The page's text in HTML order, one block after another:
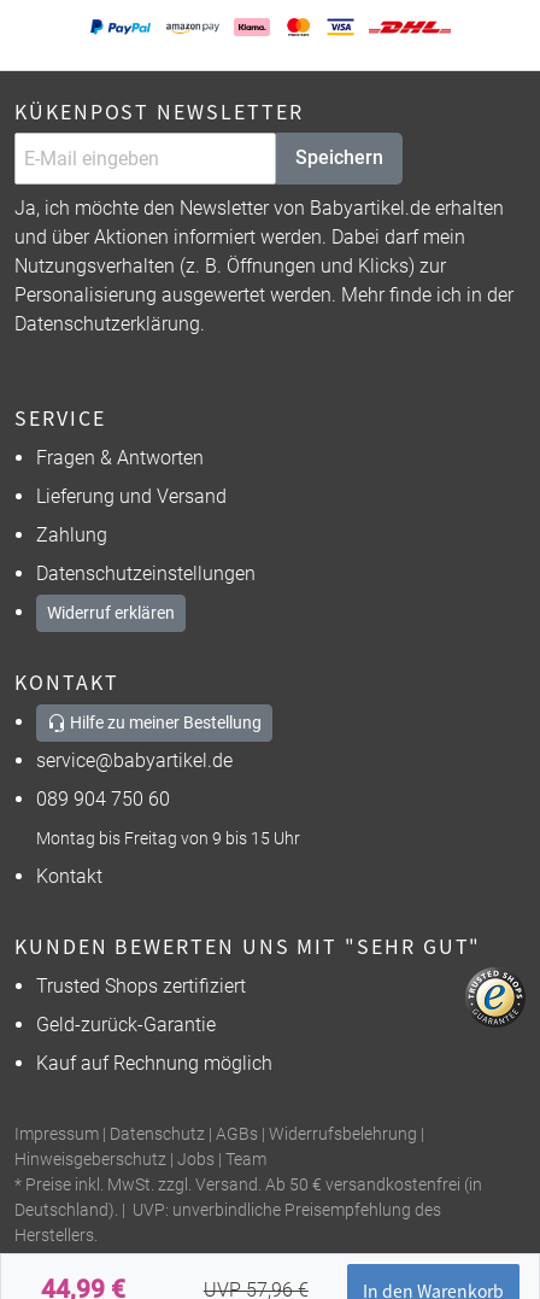
UVP 57,96 €
44,99 € In den Warenkorb
KÜKENPOST NEWSLETTER
Speichern
Ja, ich möchte den Newsletter von Babyartikel.de erhalten
und über Aktionen informiert werden. Dabei darf mein
Nutzungsverhalten (z. B. Öffnungen und Klicks) zur
Personalisierung ausgewertet werden. Mehr finde ich in der
Datenschutzerklärung.
SERVICE
Fragen & Antworten
Lieferung und Versand
Zahlung
Datenschutzeinstellungen
Widerruf erklären
KONTAKT
Hilfe zu meiner Bestellung
service@babyartikel.de
089 904 750 60
Montag bis Freitag von 9 bis 15 Uhr
Kontakt
KUNDEN BEWERTEN UNS MIT "SEHR GUT"
Trusted Shops zertifiziert
Geld-zurück-Garantie
Kauf auf Rechnung möglich
Impressum | Datenschutz | AGBs | Widerrufsbelehrung |
Hinweisgeberschutz | Jobs | Team
* Preise inkl. MwSt. zzgl. Versand. Ab 50 € versandkostenfrei (in
Deutschland). | UVP: unverbindliche Preisempfehlung des
Herstellers.